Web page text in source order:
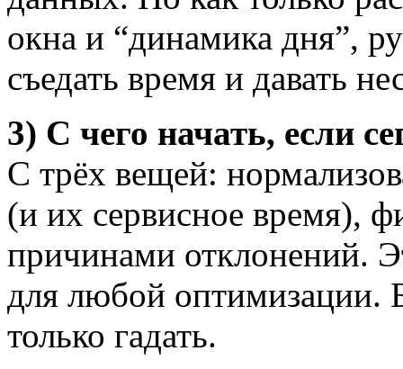
окна и “динамика дня”,
съедать время и давать
3) С чего начать, если
С трёх вещей:
(и их сервисное время),
причинами отклонений.
для любой оптимизации.
только гадать.